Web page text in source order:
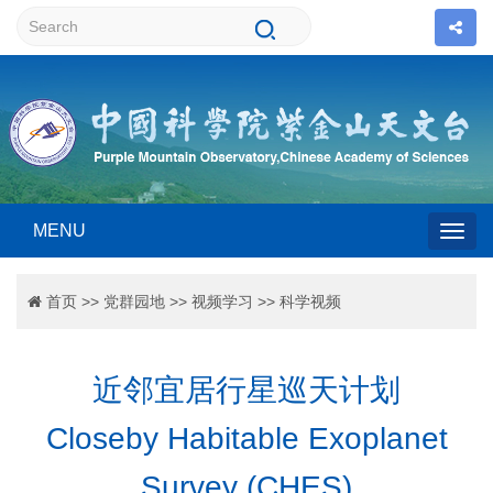
MENU
首页 >> 党群园地 >> 视频学习 >> 科学视频
近邻宜居行星巡天计划
Closeby Habitable Exoplanet